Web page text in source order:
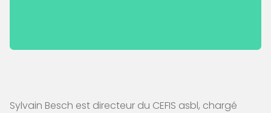
Sylvain Besch est directeur du CEFIS asbl, chargé